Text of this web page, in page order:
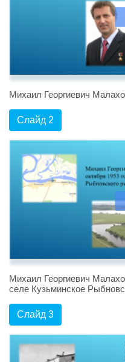
Михаил Георгиевич
Слайд 2
Михаил Георгиевич
селе Кузьминское
Слайд 3